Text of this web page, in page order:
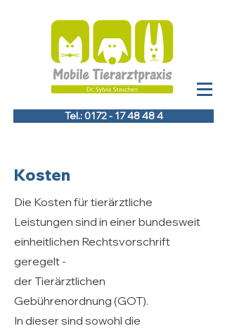
Tel.: 0172 - 17 48 48 4
Kosten
Die Kosten für tierärztliche
Leistungen sind in einer bundesweit
einheitlichen Rechtsvorschrift
geregelt -
der Tierärztlichen
Gebührenordnung (GOT).
In dieser sind sowohl die